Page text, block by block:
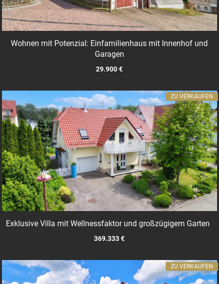
Wohnen mit Potenzial: Einfamilienhaus mit Innenhof und
Garagen
29.900 €
Exklusive Villa mit Wellnessfaktor und großzügigem Garten
369.333 €
ZU VERKAUFEN
ZU VERKAUFEN